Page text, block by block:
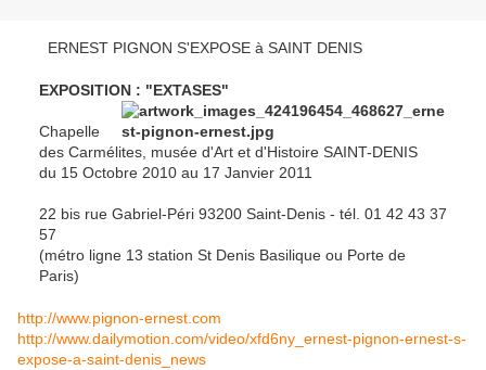
ERNEST PIGNON S'EXPOSE à SAINT DENIS
EXPOSITION : "EXTASES"
Chapelle
des Carmélites, musée d'Art et d'Histoire SAINT-DENIS
du 15 Octobre 2010 au 17 Janvier 2011
22 bis rue Gabriel-Péri 93200 Saint-Denis - tél. 01 42 43 37
57
(métro ligne 13 station St Denis Basilique ou Porte de
Paris)
http://www.pignon-ernest.com
http://www.dailymotion.com/video/xfd6ny_ernest-pignon-ernest-s-
expose-a-saint-denis_news